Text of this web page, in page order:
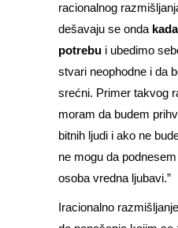
racionalnog
dešavaju se onda
potrebu i ubedimo
stvari neophodne i da
srećni. Primer takvog
moram da budem
bitnih ljudi i ako ne
ne mogu da
osoba vredna ljubavi.”
Iracionalno